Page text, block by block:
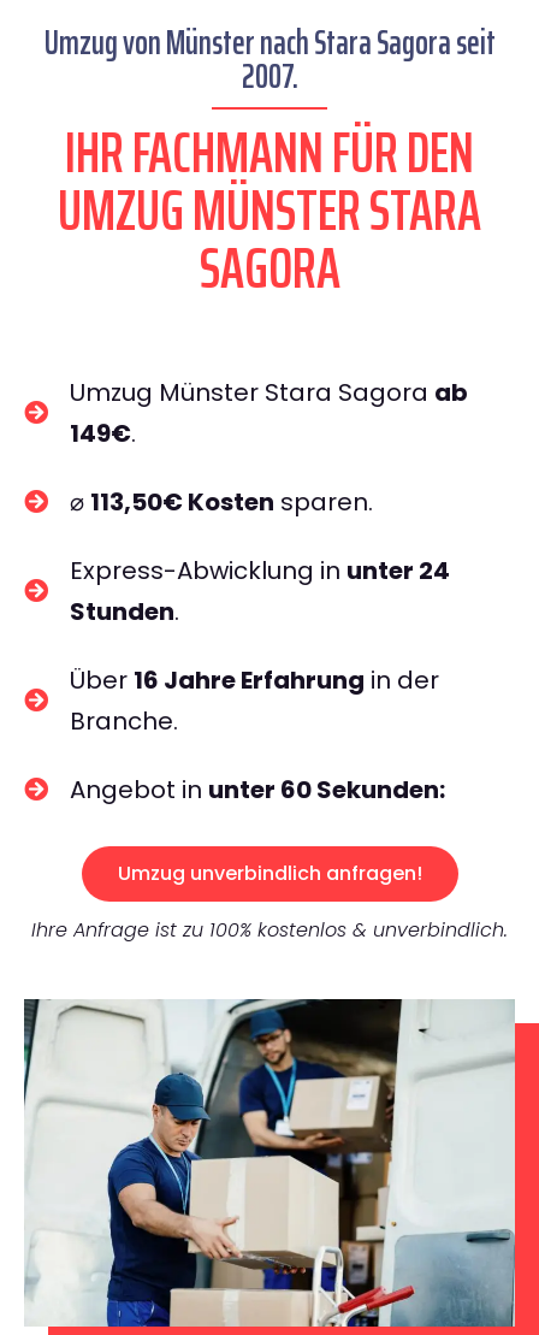
Umzug von Münster nach Stara Sagora seit
2007.
IHR FACHMANN FÜR DEN
UMZUG MÜNSTER STARA
SAGORA
Umzug Münster Stara Sagora ab
149€.
⌀ 113,50€ Kosten sparen.
Express-Abwicklung in unter 24
Stunden.
Über 16 Jahre Erfahrung in der
Branche.
Angebot in unter 60 Sekunden:
Umzug unverbindlich anfragen!
Ihre Anfrage ist zu 100% kostenlos & unverbindlich.